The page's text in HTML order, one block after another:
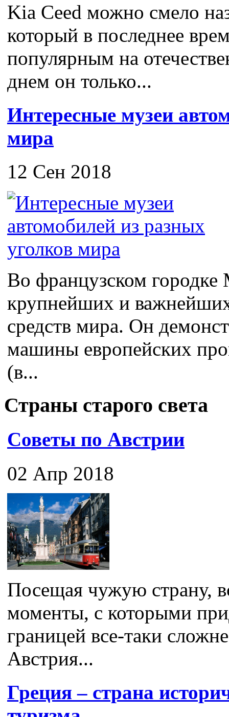
Kia Ceed можно смело
который в последнее
популярным на
днем он только...
Интересные музеи
мира
12 Сен 2018
Во французском
крупнейших и
средств мира. Он
машины европейских
(в...
Страны старого света
Советы по Австрии
02 Апр 2018
Посещая чужую страну,
моменты, с которыми
границей все-таки
Австрия...
Греция – страна